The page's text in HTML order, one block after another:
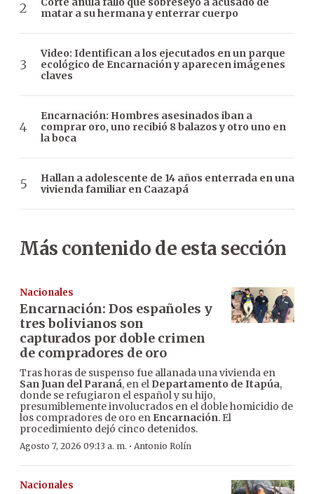
matar a su hermana y enterrar cuerpo
Video: Identifican a los ejecutados en un parque
ecológico de Encarnación y aparecen imágenes
claves
Encarnación: Hombres asesinados iban a
comprar oro, uno recibió 8 balazos y otro uno en
la boca
Hallan a adolescente de 14 años enterrada en una
vivienda familiar en Caazapá
Más contenido de esta sección
Nacionales
Encarnación: Dos españoles y
tres bolivianos son
capturados por doble crimen
de compradores de oro
Tras horas de suspenso fue allanada una vivienda en
San Juan del Paraná, en el Departamento de Itapúa,
donde se refugiaron el español y su hijo,
presumiblemente involucrados en el doble homicidio de
los compradores de oro en Encarnación. El
procedimiento dejó cinco detenidos.
Agosto 7, 2026 09:13 a. m. · Antonio Rolín
Nacionales